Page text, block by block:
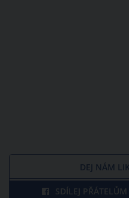
DEJ NÁM
SDÍLEJ PŘÁTELŮM